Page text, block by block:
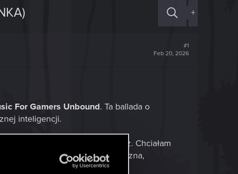
+
#1
Feb 20, 2026
For Gamers Unbound. Ta ballada o
inteligencji.
mi przekuć w dźwięk i obraz. Chciałam
wymiarze. Efekt? Klimatyczna,